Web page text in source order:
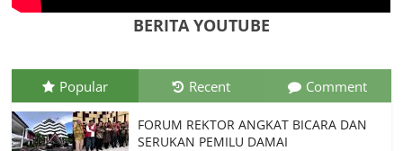
Juli 22, 2026 0 Comments
BERITA YOUTUBE
Popular Recent Comment
FORUM REKTOR ANGKAT BICARA DAN
SERUKAN PEMILU DAMAI